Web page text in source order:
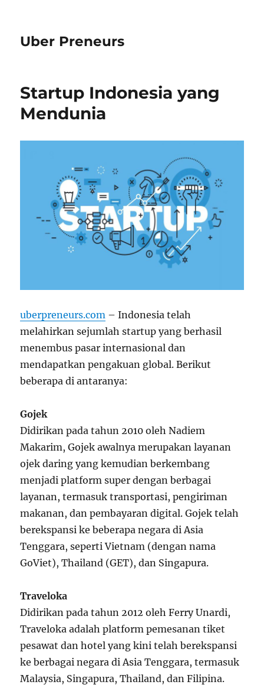
Uber Preneurs
Startup Indonesia yang
Mendunia
uberpreneurs.com – Indonesia telah
melahirkan sejumlah startup yang berhasil
menembus pasar internasional dan
mendapatkan pengakuan global. Berikut
beberapa di antaranya:
Gojek
Didirikan pada tahun 2010 oleh Nadiem
Makarim, Gojek awalnya merupakan layanan
ojek daring yang kemudian berkembang
menjadi platform super dengan berbagai
layanan, termasuk transportasi, pengiriman
makanan, dan pembayaran digital. Gojek telah
berekspansi ke beberapa negara di Asia
Tenggara, seperti Vietnam (dengan nama
GoViet), Thailand (GET), dan Singapura.
Traveloka
Didirikan pada tahun 2012 oleh Ferry Unardi,
Traveloka adalah platform pemesanan tiket
pesawat dan hotel yang kini telah berekspansi
ke berbagai negara di Asia Tenggara, termasuk
Malaysia, Singapura, Thailand, dan Filipina.